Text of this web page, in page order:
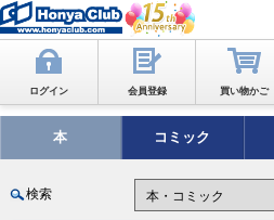
ログイン 会員登録 買い物かご
本 コミック
検索